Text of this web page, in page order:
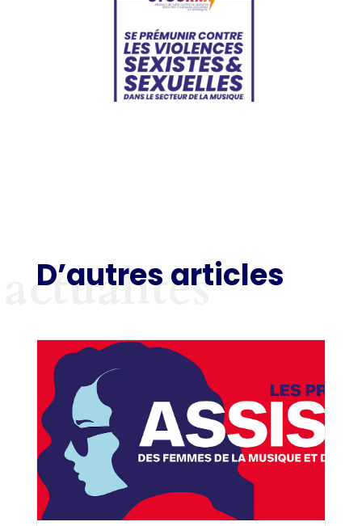
D’autres articles
actualités